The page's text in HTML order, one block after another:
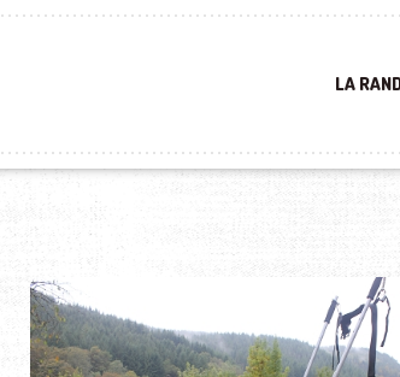
LA